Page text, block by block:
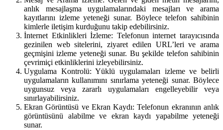
anlık mesajlaşma uygulamalarındaki mesajları ve arama
kayıtlarını izleme yeteneği sunar. Böylece telefon sahibinin
kimlerle iletişim kurduğunu takip edebilirsiniz.
İnternet Etkinlikleri İzleme: Telefonun internet tarayıcısında
gezinilen web sitelerini, ziyaret edilen URL’leri ve arama
geçmişini izleme yeteneği sunar. Bu şekilde telefon sahibinin
çevrimiçi etkinliklerini izleyebilirsiniz.
Uygulama Kontrolü: Yüklü uygulamaları izleme ve belirli
uygulamaların kullanımını sınırlama yeteneği sunar. Böylece
uygunsuz veya zararlı uygulamaları engelleyebilir veya
sınırlayabilirsiniz.
Ekran Görüntüsü ve Ekran Kaydı: Telefonun ekranının anlık
görüntüsünü alabilme ve ekran kaydı yapabilme yeteneği
sunar.